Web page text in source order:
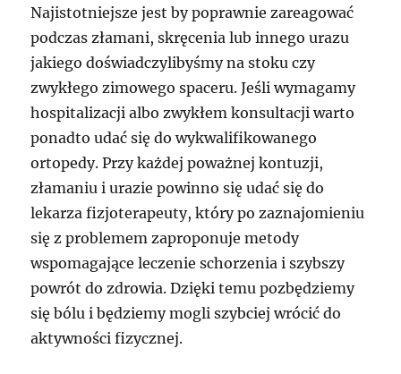
Najistotniejsze jest by poprawnie zareagować
podczas złamani, skręcenia lub innego urazu
jakiego doświadczylibyśmy na stoku czy
zwykłego zimowego spaceru. Jeśli wymagamy
hospitalizacji albo zwykłem konsultacji warto
ponadto udać się do wykwalifikowanego
ortopedy. Przy każdej poważnej kontuzji,
złamaniu i urazie powinno się udać się do
lekarza fizjoterapeuty, który po zaznajomieniu
się z problemem zaproponuje metody
wspomagające leczenie schorzenia i szybszy
powrót do zdrowia. Dzięki temu pozbędziemy
się bólu i będziemy mogli szybciej wrócić do
aktywności fizycznej.